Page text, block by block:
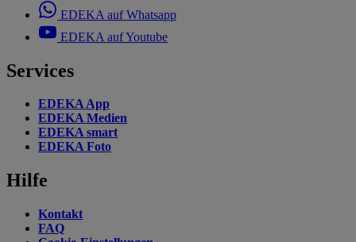
EDEKA auf Whatsapp
EDEKA auf Youtube
Services
EDEKA App
EDEKA Medien
EDEKA smart
EDEKA Foto
Hilfe
Kontakt
FAQ